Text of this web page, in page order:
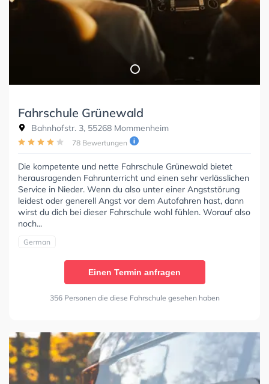
Fahrschule Grünewald
Bahnhofstr. 3, 55268 Mommenheim
78 Bewertungen
Die kompetente und nette Fahrschule Grünewald bietet
herausragenden Fahrunterricht und einen sehr verlässlichen
Service in Nieder. Wenn du also unter einer Angststörung
leidest oder generell Angst vor dem Autofahren hast, dann
wirst du dich bei dieser Fahrschule wohl fühlen. Worauf also
noch...
German
Einen Termin anfragen
356 Personen die diese Fahrschule gesehen haben